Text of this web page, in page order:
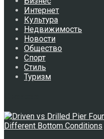
Интернет
Культура
Недвижимость
Новости
Общество
Спорт
Стиль
Туризм